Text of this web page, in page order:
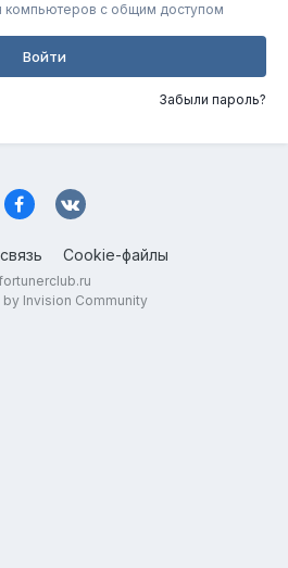
компьютеров с общим доступом
Войти
Забыли пароль?
Cookie-файлы
Invision Community